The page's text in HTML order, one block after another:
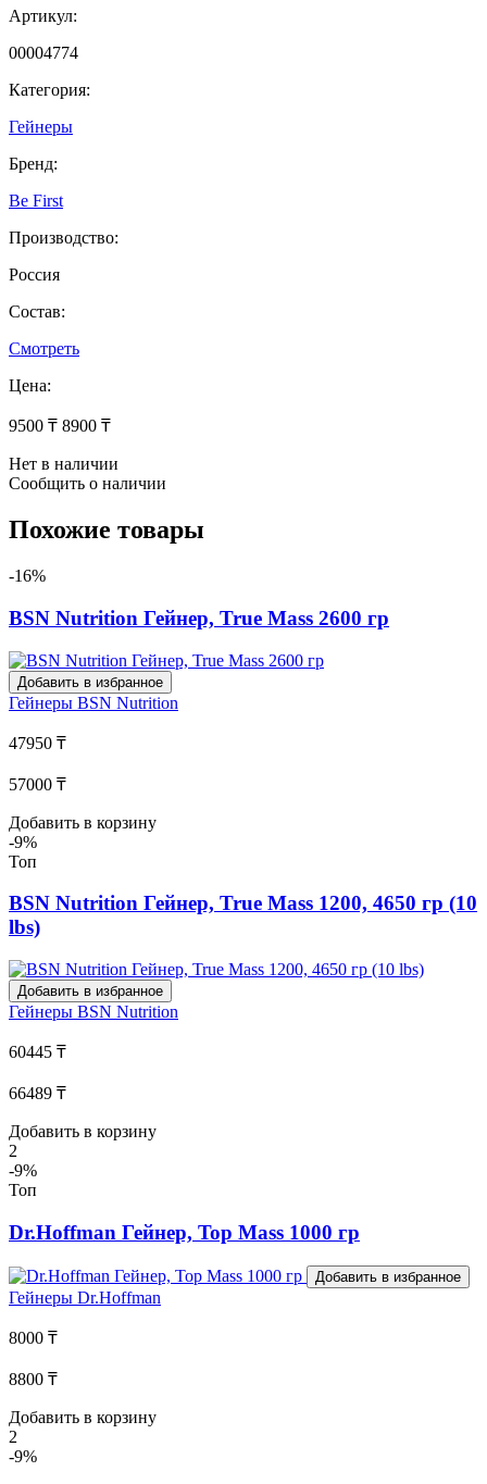
Артикул:
00004774
Категория:
Гейнеры
Бренд:
Be First
Производство:
Россия
Состав:
Смотреть
Цена:
9500 ₸ 8900 ₸
Нет в наличии
Сообщить о наличии
Похожие товары
-16%
BSN Nutrition Гейнер, True Mass 2600 гр
Добавить в избранное
Гейнеры BSN Nutrition
47950 ₸
57000 ₸
Добавить в корзину
-9%
Топ
BSN Nutrition Гейнер, True Mass 1200, 4650 гр (10
lbs)
Добавить в избранное
Гейнеры BSN Nutrition
60445 ₸
66489 ₸
Добавить в корзину
2
-9%
Топ
Dr.Hoffman Гейнер, Top Mass 1000 гр
Добавить в избранное
Гейнеры Dr.Hoffman
8000 ₸
8800 ₸
Добавить в корзину
2
-9%